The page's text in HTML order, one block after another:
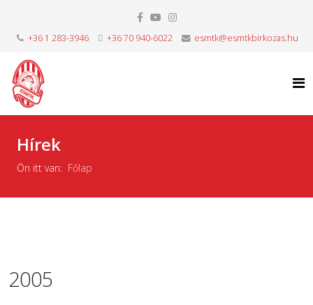
+36 1 283-3946 +36 70 940-6022 esmtk@esmtkbirkozas.hu
Hírek
Ön itt van: Főlap
2005